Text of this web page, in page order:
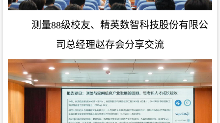
测量88级校友、精英数智科技股份有限公
司总经理赵存会分享交流